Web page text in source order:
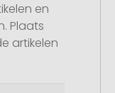
en
Plaats
artikelen